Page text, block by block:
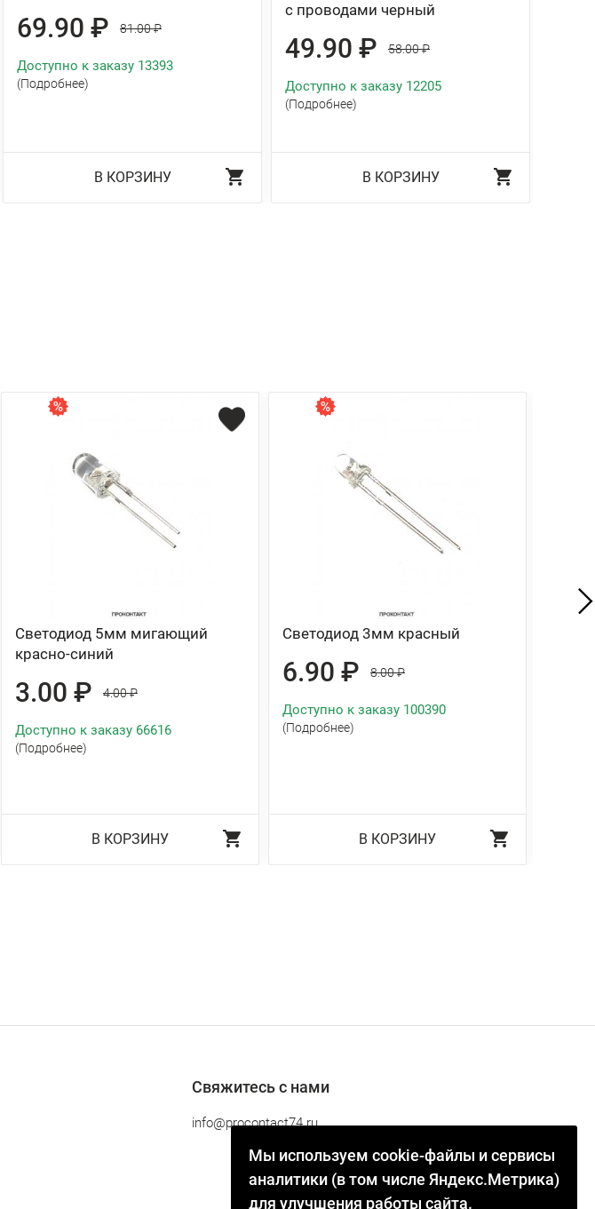
69.90 ₽ 81.00 ₽
Доступно к заказу 13393
(Подробнее)
В КОРЗИНУ
с проводами черный
49.90 ₽ 58.00 ₽
Доступно к заказу 12205
(Подробнее)
В КОРЗИНУ
Светодиод 5мм мигающий
красно-синий
3.00 ₽ 4.00 ₽
Доступно к заказу 66616
(Подробнее)
В КОРЗИНУ
Светодиод 3мм красный
6.90 ₽ 8.00 ₽
Доступно к заказу 100390
(Подробнее)
В КОРЗИНУ
Мы используем cookie-файлы и сервисы
аналитики (в том числе Яндекс.Метрика)
для улучшения работы сайта.
Свяжитесь с нами
info@procontact74.ru